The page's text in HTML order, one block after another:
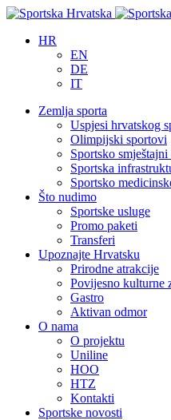
HR
EN
DE
IT
Zemlja sporta
Uspjesi hrvatskog
Olimpijski sportovi
Sportsko
Sportska
Sportsko
Što nudimo
Sportske usluge
Promo paketi
Transferi
Upoznajte Hrvatsku
Prirodne atrakcije
Povijesno kulturne
Gastro
Aktivan odmor
O nama
O projektu
Uniline
HOO
HTZ
Kontakti
Sportske novosti